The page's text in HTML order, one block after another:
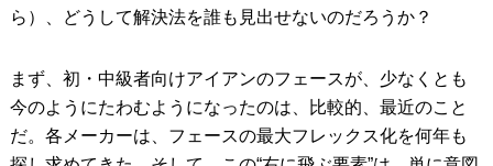
ら）、どうして解決法を誰も見出せないのだろうか？
まず、初・中級者向けアイアンのフェースが、少なくとも
今のようにたわむようになったのは、比較的、最近のこと
だ。各メーカーは、フェースの最大フレックス化を何年も